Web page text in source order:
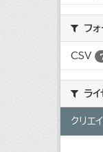
フォ
CSV
ライ
クリエ